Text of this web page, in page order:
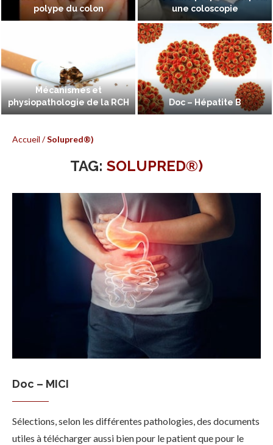
polype du colon
une coloscopie
Mécanismes et
physiopathologie de la RCH
Doc – Hépatite B
Accueil /Solupred®)
TAG: SOLUPRED®)
Doc – MICI
Sélections, selon les différentes pathologies, des documents
utiles à télécharger aussi bien pour le patient que pour le